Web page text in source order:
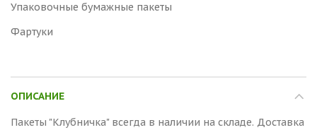
Упаковочные бумажные пакеты
Фартуки
ОПИСАНИЕ
Пакеты "Клубничка" всегда в наличии на складе. Доставка